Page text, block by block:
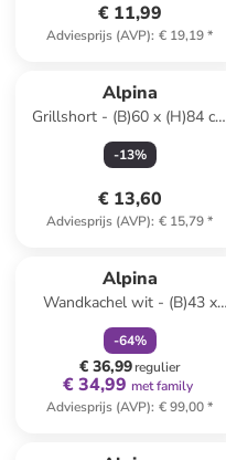
€ 11,99
Adviesprijs (AVP): € 19,19*
Alpina
Grillshort - (B)60 x (H)84 cm
(verrassingsprodukt)
-13%
€ 13,60
Adviesprijs (AVP): € 15,79*
Alpina
Wandkachel wit - (B)43 x
(H)12 x (D)18 cm
-64%
€ 36,99regulier
€ 34,99 met family
Adviesprijs (AVP): € 99,00*